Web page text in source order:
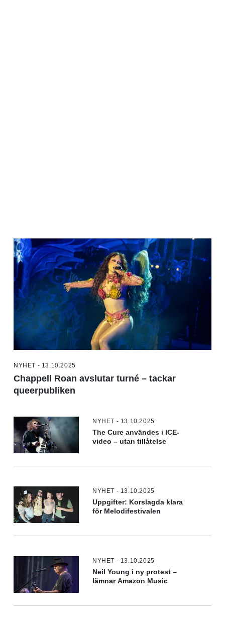
NYHET - 13.10.2025
Chappell Roan avslutar turné – tackar
queerpubliken
NYHET - 13.10.2025
The Cure användes i ICE-
video – utan tillåtelse
NYHET - 13.10.2025
Uppgifter: Korslagda klara
för Melodifestivalen
NYHET - 13.10.2025
Neil Young i ny protest –
lämnar Amazon Music